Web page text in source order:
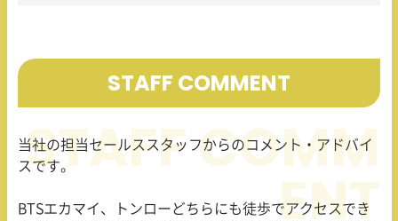
STAFF COMMENT
当社の担当セールススタッフからのコメント・アドバイ
スです。
BTSエカマイ、トンローどちらにも徒歩でアクセスでき